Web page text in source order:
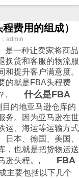
费用的组成）
admin
一种让卖家将商品
换货和客服的物流服
提升客户满意度。
的就是FBA头程费
？, 什么是FBA
的地亚马逊仓库的
务。因为亚马逊在世
运、 海运等运输方式
本、德国、美国、
，也就是把货物运送
马逊头程。, FBA
要包括以下几个